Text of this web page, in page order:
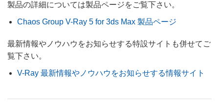
製品の詳細については製品ページをご覧下さい。
Chaos Group V-Ray 5 for 3ds Max 製品ページ
最新情報やノウハウをお知らせする特設サイトも併せてご
覧下さい。
V-Ray 最新情報やノウハウをお知らせする情報サイト